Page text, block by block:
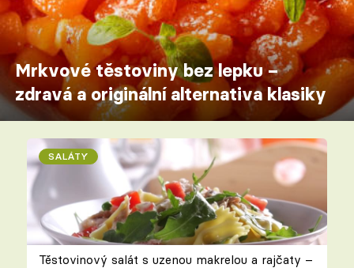
Mrkvové těstoviny bez lepku –
zdravá a originální alternativa klasiky
SALÁTY
Těstovinový salát s uzenou makrelou a rajčaty –